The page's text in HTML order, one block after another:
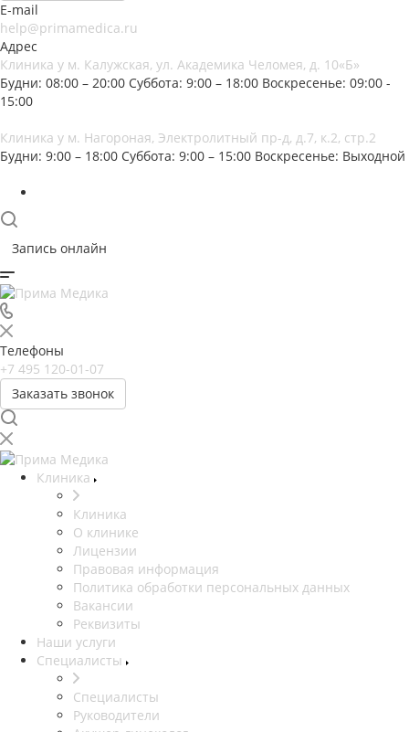
E-mail
help@primamedica.ru
Адрес
Клиника у м. Калужская, ул. Академика Челомея, д. 10«Б»
Будни: 08:00 – 20:00 Суббота: 9:00 – 18:00 Воскресенье: 09:00 -
15:00
Клиника у м. Нагороная, Электролитный пр-д, д.7, к.2, стр.2
Будни: 9:00 – 18:00 Суббота: 9:00 – 15:00 Воскресенье: Выходной
Запись онлайн
Телефоны
+7 495 120-01-07
Заказать звонок
Клиника
Клиника
О клинике
Лицензии
Правовая информация
Политика обработки персональных данных
Вакансии
Реквизиты
Наши услуги
Специалисты
Специалисты
Руководители